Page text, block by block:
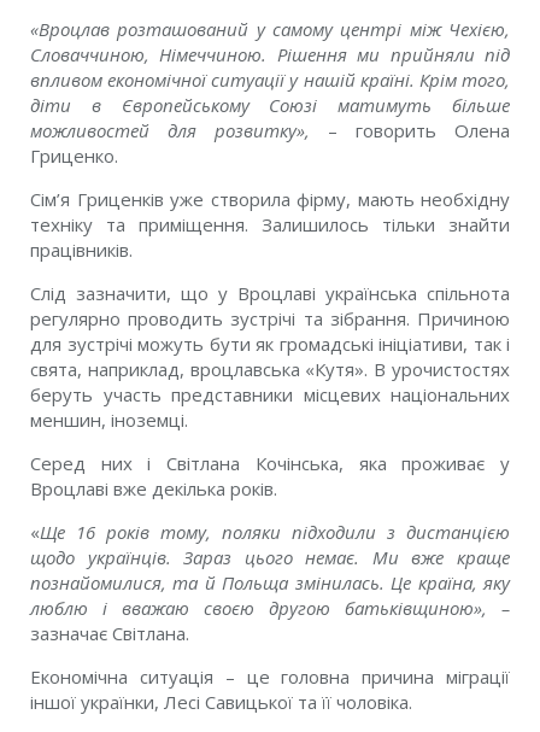
«Вроцлав розташований у самому центрі між Чехією,
Словаччиною, Німеччиною. Рішення ми прийняли під
впливом економічної ситуації у нашій країні. Крім того,
діти в Європейському Союзі матимуть більше
можливостей для розвитку», – говорить Олена
Гриценко.
Сім’я Гриценків уже створила фірму, мають необхідну
техніку та приміщення. Залишилось тільки знайти
працівників.
Слід зазначити, що у Вроцлаві українська спільнота
регулярно проводить зустрічі та зібрання. Причиною
для зустрічі можуть бути як громадські ініціативи, так і
свята, наприклад, вроцлавська «Кутя». В урочистостях
беруть участь представники місцевих національних
меншин, іноземці.
Серед них і Світлана Кочінська, яка проживає у
Вроцлаві вже декілька років.
«Ще 16 років тому, поляки підходили з дистанцією
щодо українців. Зараз цього немає. Ми вже краще
познайомилися, та й Польща змінилась. Це країна, яку
люблю і вважаю своєю другою батьківщиною», –
зазначає Світлана.
Економічна ситуація – це головна причина міграції
іншої українки, Лесі Савицької та її чоловіка.